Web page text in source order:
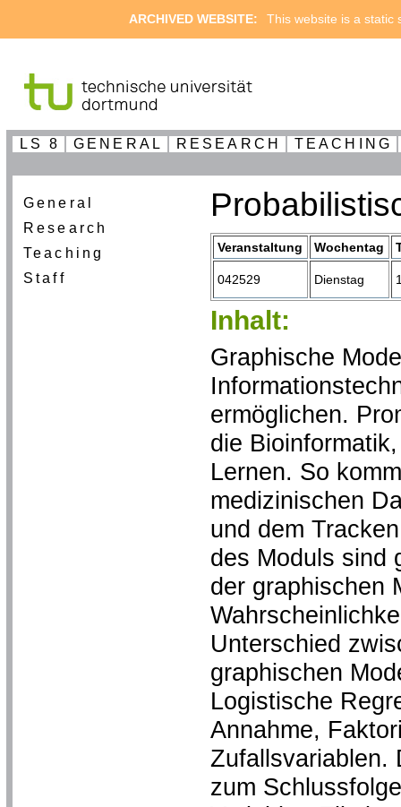
ARCHIVED WEBSITE: This website is a static
LS 8 GENERAL RESEARCH TEACHING
General
Research
Teaching
Staff
Veranstaltung Wochentag
042529 Dienstag
Inhalt:
Graphische
ermöglichen.
die
Lernen. So
medizinischen
und dem
des Moduls sind
der graphischen
Unterschied
graphischen
Logistische
Annahme,
Zufallsvariablen.
zum